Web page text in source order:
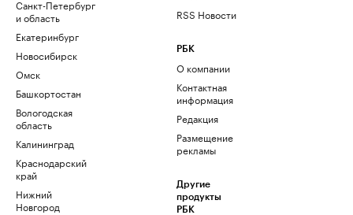
Санкт-Петербург
и область
Екатеринбург
Новосибирск
Омск
Башкортостан
Вологодская
область
Калининград
Краснодарский
край
Нижний
Новгород
RSS Новости
РБК
О компании
Контактная
информация
Редакция
Размещение
рекламы
Другие
продукты
РБК